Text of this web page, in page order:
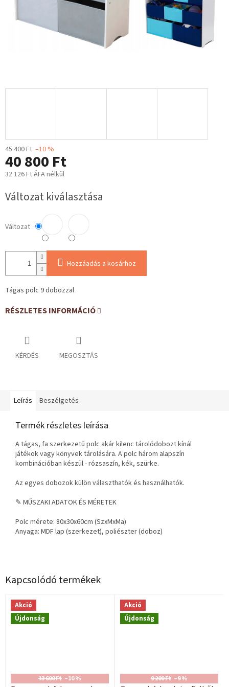
45 400 Ft –10 %
40 800 Ft
32 126 Ft ÁFA nélkül
Változat kiválasztása
Változat
Hozzáadás a kosárhoz
Tágas polc 9 dobozzal
RÉSZLETES INFORMÁCIÓ
KÉRDÉS MEGOSZTÁS
Kapcsolódó termékek
Akció
Újdonság
13 600 Ft –10 %
Akció
Újdonság
9 200 Ft –9 %
Leírás Beszélgetés
Termék részletes leírása
A tágas, fa szerkezetű polc akár kilenc tárolódobozt kínál
játékok vagy könyvek tárolására. A polc három alapszín
kombinációban készül - rózsaszín, kék, szürke.
Az egyes dobozok külön választhatók és használhatók.
✎ MŰSZAKI ADATOK ÉS MÉRETEK
Polc mérete: 80x30x60cm (SzxMxMa)
Anyaga: MDF lap (szerkezet), poliészter (doboz)